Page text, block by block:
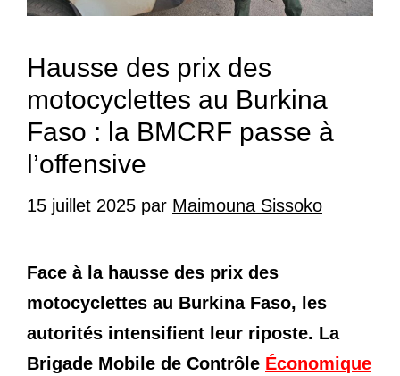
Hausse des prix des
motocyclettes au Burkina
Faso : la BMCRF passe à
l’offensive
15 juillet 2025 par Maimouna Sissoko
Face à la hausse des prix des
motocyclettes au Burkina Faso, les
autorités intensifient leur riposte. La
Brigade Mobile de Contrôle Économique